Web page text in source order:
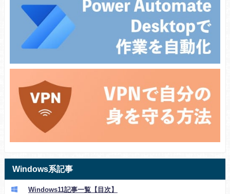
Windows系記事
Windows11記事一覧【目次】